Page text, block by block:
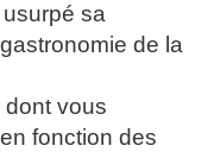
sa
de la
vous
fonction des